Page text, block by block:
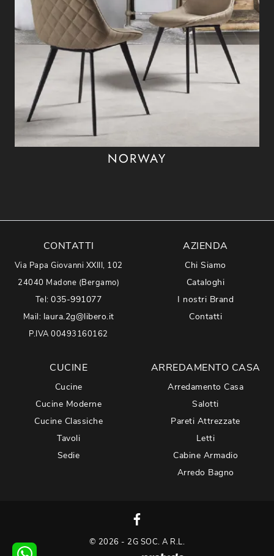
NORWAY
CONTATTI
Via Papa Giovanni XXIII, 102
24040 Madone (Bergamo)
Tel:035-991077
Mail: laura.2g@libero.it
P.IVA 00493160162
AZIENDA
Chi Siamo
Cataloghi
I nostri Brand
Contatti
CUCINE
Cucine
Cucine Moderne
Cucine Classiche
Tavoli
Sedie
ARREDAMENTO CASA
Arredamento Casa
Salotti
Pareti Attrezzate
Letti
Cabine Armadio
Arredo Bagno
© 2026 - 2G SOC. A R.L.